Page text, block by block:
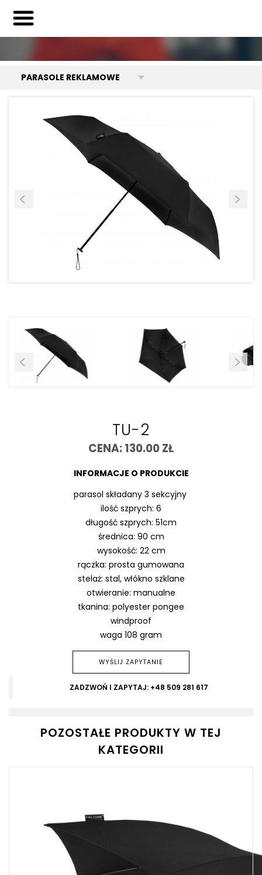
PARASOLE REKLAMOWE
TU-2
CENA: 130.00 ZŁ
INFORMACJE O PRODUKCIE
parasol składany 3 sekcyjny
ilość szprych: 6
długość szprych: 51cm
średnica: 90 cm
wysokość: 22 cm
rączka: prosta gumowana
stelaż: stal, włókno szklane
otwieranie: manualne
tkanina: polyester pongee
windproof
waga 108 gram
WYŚLIJ ZAPYTANIE
ZADZWOŃ I ZAPYTAJ: +48 509 281 617
POZOSTAŁE PRODUKTY W TEJ
KATEGORII